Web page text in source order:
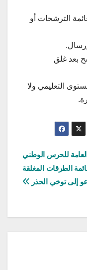
الترشحات أو
بعد غلق
التعليمي ولا
العامة للحرس الوطني
الطرقات المغلقة
إلى توخي الحذر